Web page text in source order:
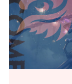
EVENT
SPONSOR